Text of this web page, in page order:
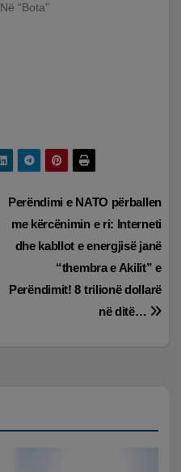
Në “Bota”
Perëndimi e NATO përballen
me kërcënimin e ri: Interneti
dhe kabllot e energjisë janë
“thembra e Akilit” e
Perëndimit! 8 trilionë dollarë
në ditë…